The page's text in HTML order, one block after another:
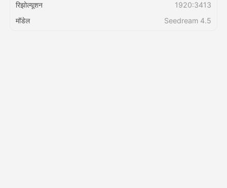
किंमत
रिझोल्यूशन
1920:3413
मॉडेल
Seedream 4.5